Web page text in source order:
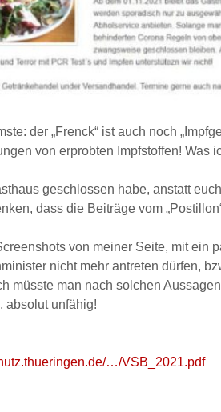
der „Frenck“ ist auch noch
von erprobten Impfstoffen!
geschlossen habe, anstatt
dass die Beiträge vom
von meiner Seite, mit ein
nicht mehr antreten dürfen,
müsste man nach solchen
absolut unfähig!
…/VSB_2021.pdf